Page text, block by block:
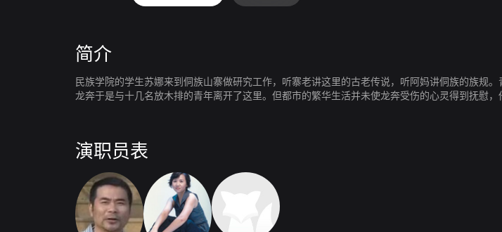
简介
民族学院的学生苏娜来到侗族山寨做研究工作，听寨老讲这里的古老传说，听阿妈讲侗族的族规
龙奔于是与十几名放木排的青年离开了这里。但都市的繁华生活并未使龙奔受伤的心灵得到抚慰，
演职员表